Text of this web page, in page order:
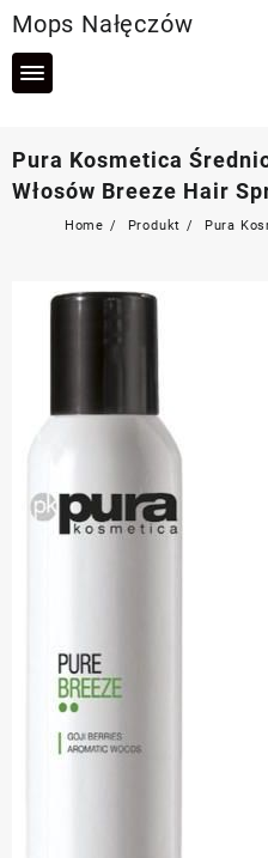
to
content
Mops Nałęczów
Pura Kosmetica
Włosów Breeze Hair
Home Produkt
Pura